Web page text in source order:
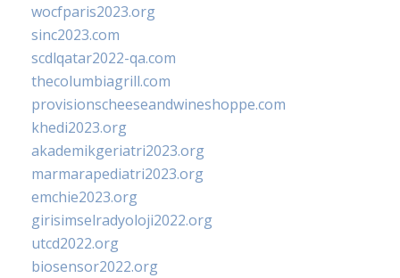
wocfparis2023.org
sinc2023.com
scdlqatar2022-qa.com
thecolumbiagrill.com
provisionscheeseandwineshoppe.com
khedi2023.org
akademikgeriatri2023.org
marmarapediatri2023.org
emchie2023.org
girisimselradyoloji2022.org
utcd2022.org
biosensor2022.org